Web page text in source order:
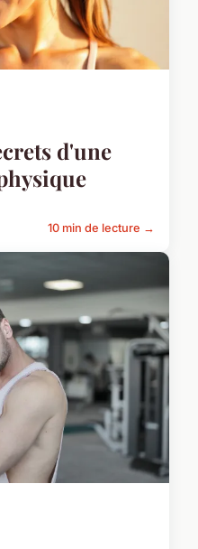
d'une
10 min de lecture →